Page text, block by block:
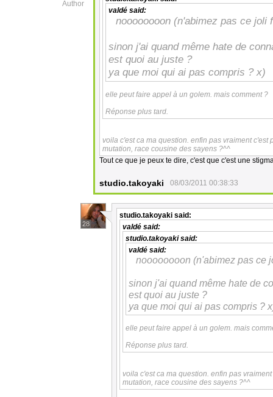
Author
valdé said:
noooooooon (n'abimez pas ce
sinon j'ai quand même hate de
est quoi au juste ?
ya que moi qui ai pas compris ? x)
elle peut faire appel à un golem. mais comment ?
Réponse plus tard.
voila c'est ca ma question. enfin pas vraiment
mutation, race cousine des sayens ?^^
Tout ce que je peux te dire, c'est que c'est une
studio.takoyaki 08/03/2011 00:38:33
28
studio.takoyaki said:
valdé said:
studio.takoyakisaid:
valdé said:
noooooooon (n'abimez pas ce
sinon j'ai quand même hate de
est quoi au juste ?
ya que moi qui ai pas compris ?
elle peut faire appel à un golem. mais
Réponse plus tard.
voila c'est ca ma question. enfin pas
mutation, race cousine des sayens ?^^